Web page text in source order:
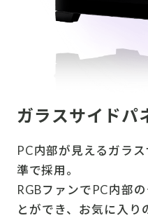
ガラスサイドパ
PC内部が見えるガラ
準で採用。
RGBファンでPC内部
とができ、お気に入り